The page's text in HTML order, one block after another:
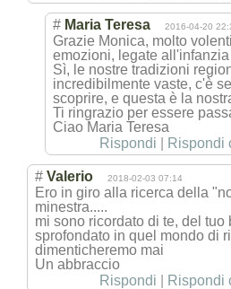
# Maria Teresa 2016-04-20
Grazie Monica, molto
emozioni, legate
Sì, le nostre tradizioni
incredibilmente vaste, c'è
scoprire, e questa è la
Ti ringrazio per essere
Ciao Maria Teresa
Rispondi
Rispondi
# Valerio 2018-02-03 07:14
Ero in giro alla ricerca della
minestra.....
mi sono ricordato di te, del
sprofondato in quel mondo di
dimenticheremo mai
Un abbraccio
Rispondi
Rispondi